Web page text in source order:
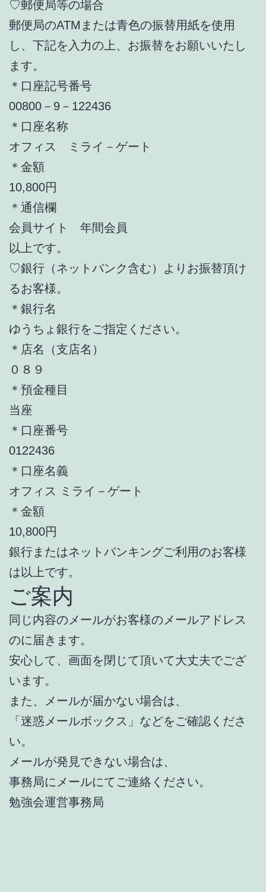
♡郵便局等の場合
郵便局のATMまたは青色の振替用紙を使用
し、下記を入力の上、お振替をお願いいたし
ます。
＊口座記号番号
00800－9－122436
＊口座名称
オフィス ミライ－ゲート
＊金額
10,800円
＊通信欄
会員サイト 年間会員
以上です。
♡銀行（ネットバンク含む）よりお振替頂け
るお客様。
＊銀行名
ゆうちょ銀行をご指定ください。
＊店名（支店名）
０８９
＊預金種目
当座
＊口座番号
0122436
＊口座名義
オフィス ミライ－ゲート
＊金額
10,800円
銀行またはネットバンキングご利用のお客様
は以上です。
ご案内
同じ内容のメールがお客様のメールアドレス
のに届きます。
安心して、画面を閉じて頂いて大丈夫でござ
います。
また、メールが届かない場合は、
「迷惑メールボックス」などをご確認くださ
い。
メールが発見できない場合は、
事務局にメールにてご連絡ください。
勉強会運営事務局